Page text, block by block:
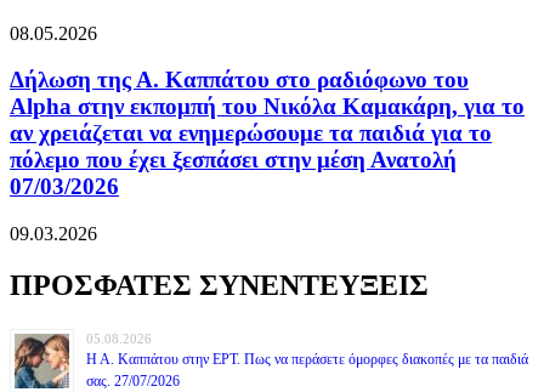
08.05.2026
Δήλωση της Α. Καππάτου στο ραδιόφωνο του
Alpha στην εκπομπή του Νικόλα Καμακάρη, για το
αν χρειάζεται να ενημερώσουμε τα παιδιά για το
πόλεμο που έχει ξεσπάσει στην μέση Ανατολή
07/03/2026
09.03.2026
ΠΡΟΣΦΑΤΕΣ ΣΥΝΕΝΤΕΥΞΕΙΣ
05.08.2026
Η Α. Καππάτου στην ΕΡΤ. Πως να περάσετε όμορφες διακοπές με τα παιδιά
σας. 27/07/2026